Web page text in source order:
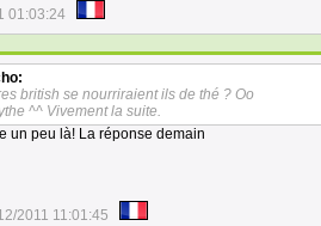
01:03:24
british se nourriraient ils de thé ? Oo
^^ Vivement la suite.
un peu là! La réponse demain
2011 11:01:45